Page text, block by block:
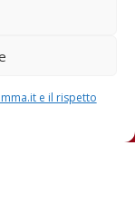
e il rispetto